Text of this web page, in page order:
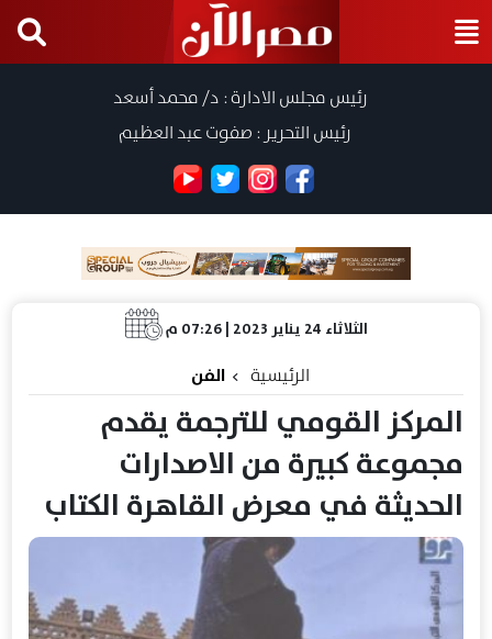
رئيس مجلس الادارة : د/ محمد أسعد
رئيس التحرير : صفوت عبد العظيم
الثلاثاء 24 يناير 2023 | 07:26 م
الرئيسية الفن
المركز القومي للترجمة يقدم
مجموعة كبيرة من الاصدارات
الحديثة في معرض القاهرة الكتاب